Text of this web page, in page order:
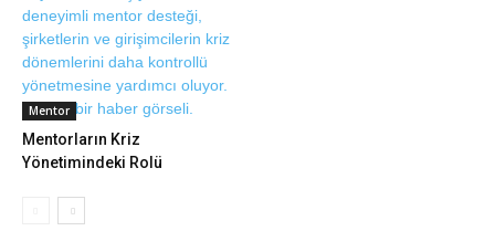
Mentor
Mentorların Kriz
Yönetimindeki Rolü